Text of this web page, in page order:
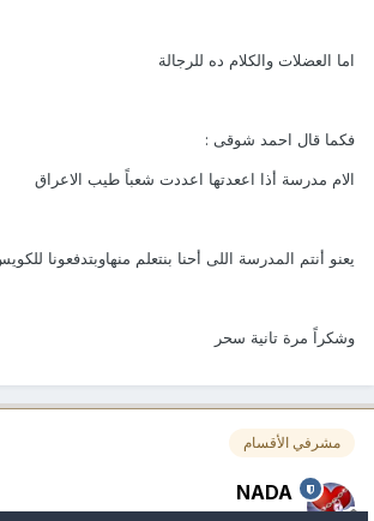
اما العضلات والكلام ده للرجالة
فكما قال احمد شوقى :
الام مدرسة أذا اععدتها اعددت شعباً طيب الاعراق
يعنو أنتم المدرسة اللى أحنا بنتعلم منهاوبتدفعونا
وشكراً مرة تانية سحر
مشرفي الأقسام
NADA